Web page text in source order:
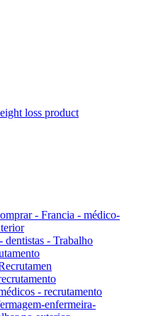
loss product
- Francia - médico-
dentistas - Trabalho
- recrutamento
enfermeira-